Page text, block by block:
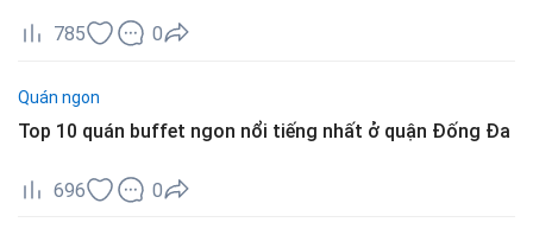
785 0
Quán ngon
Top 10 quán buffet ngon nổi tiếng nhất ở quận Đống Đa
696 0